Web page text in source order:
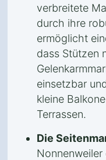
verbreitete
durch ihre
ermöglicht
dass Stützen
einsetzbar
kleine
Terrassen.
Die